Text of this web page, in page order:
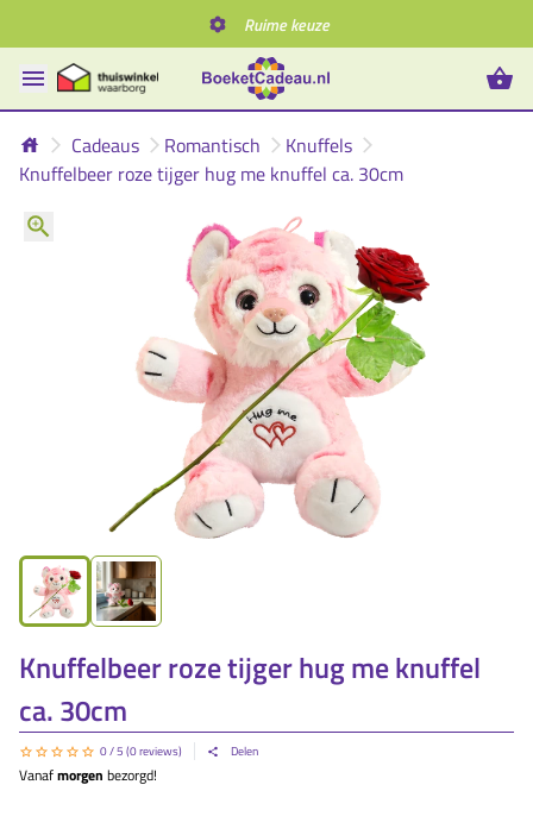
Ruime keuze
Cadeaus Romantisch
Knuffels
Knuffelbeer roze tijger hug me knuffel ca. 30cm
Knuffelbeer roze tijger hug me knuffel
ca. 30cm
0/ 5 (0reviews) Delen
Vanafmorgen bezorgd!